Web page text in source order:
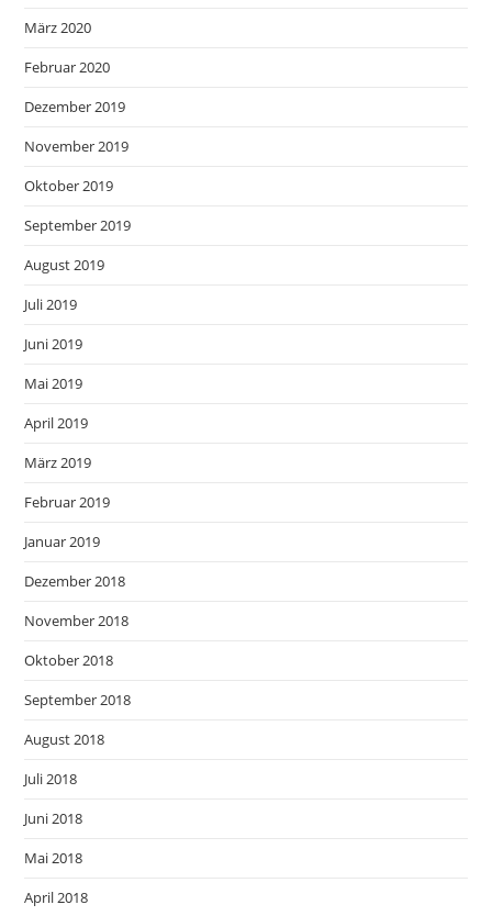
März 2020
Februar 2020
Dezember 2019
November 2019
Oktober 2019
September 2019
August 2019
Juli 2019
Juni 2019
Mai 2019
April 2019
März 2019
Februar 2019
Januar 2019
Dezember 2018
November 2018
Oktober 2018
September 2018
August 2018
Juli 2018
Juni 2018
Mai 2018
April 2018